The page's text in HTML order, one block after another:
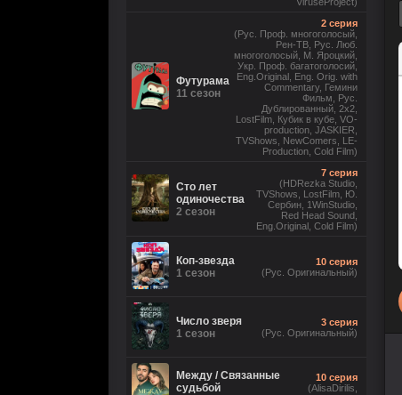
Футурама
11 сезон
2 серия
(Рус. Проф. многоголосый,
Рен-ТВ, Рус. Люб.
многоголосый, М. Яроцкий,
Укр. Проф. багатоголосий,
Eng.Original, Eng. Orig. with
Commentary, Гемини
Фильм, Рус.
Дублированный, 2x2,
LostFilm, Кубик в кубе, VO-
production, JASKIER,
TVShows, NewComers, LE-
Production, Cold Film)
Сто лет
одиночества
2 сезон
7 серия
(HDRezka Studio,
TVShows, LostFilm, Ю.
Сербин, 1WinStudio,
Red Head Sound,
Eng.Original, Cold Film)
Коп-звезда
1 сезон
10 серия
(Рус. Оригинальный)
Число зверя
1 сезон
3 серия
(Рус. Оригинальный)
Между / Связанные
судьбой
10 серия
(AlisaDirilis,